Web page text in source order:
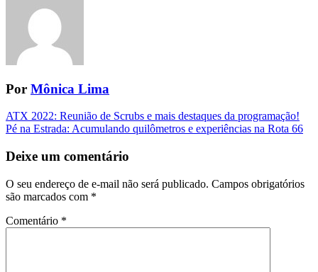
Por Mônica Lima
Navegação
da
Postagem
ATX 2022: Reunião de Scrubs e mais destaques da programação!
Pé na Estrada: Acumulando quilômetros e experiências na Rota 66
Deixe um comentário
O seu endereço de e-mail não será publicado. Campos obrigatórios
são marcados com *
Comentário *